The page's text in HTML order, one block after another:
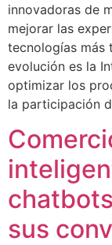
innovadoras de
mejorar las
tecnologías más
evolución es la
optimizar los
la participación
sus